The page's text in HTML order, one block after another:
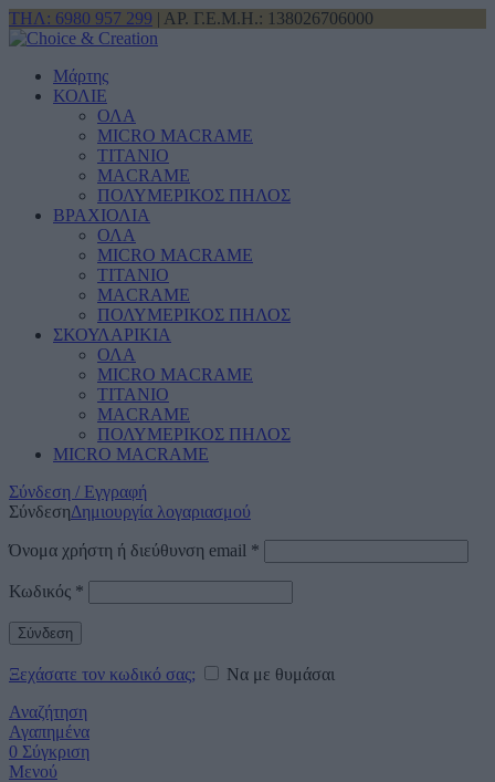
ΤΗΛ: 6980 957 299 | ΑΡ. Γ.Ε.Μ.Η.: 138026706000
Μάρτης
ΚΟΛΙΕ
ΟΛΑ
MICRO MACRAME
ΤΙΤΑΝΙΟ
MACRAME
ΠΟΛΥΜΕΡΙΚΟΣ ΠΗΛΟΣ
ΒΡΑΧΙΟΛΙΑ
ΟΛΑ
MICRO MACRAME
ΤΙΤΑΝΙΟ
MACRAME
ΠΟΛΥΜΕΡΙΚΟΣ ΠΗΛΟΣ
ΣΚΟΥΛΑΡΙΚΙΑ
ΟΛΑ
MICRO MACRAME
ΤΙΤΑΝΙΟ
MACRAME
ΠΟΛΥΜΕΡΙΚΟΣ ΠΗΛΟΣ
MICRO MACRAME
Σύνδεση / Εγγραφή
ΣύνδεσηΔημιουργία λογαριασμού
Όνομα χρήστη ή διεύθυνση email *
Κωδικός *
Σύνδεση
Ξεχάσατε τον κωδικό σας;
Να με θυμάσαι
Αναζήτηση
Αγαπημένα
0 Σύγκριση
Μενού